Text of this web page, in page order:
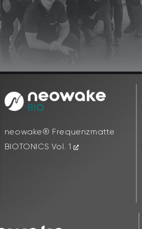
neowake® Frequenzmatte
BIOTONICS Vol. 1